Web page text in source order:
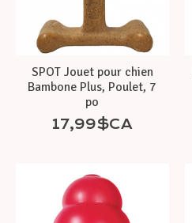
SPOT Jouet pour chien
Bambone Plus, Poulet, 7
po
17,99$CA